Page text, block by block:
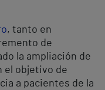
, tanto en
de
la ampliación de
el objetivo de
a pacientes de la